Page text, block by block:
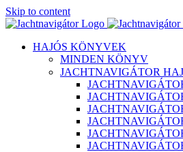
Skip to content
HAJÓS KÖNYVEK
MINDEN KÖNYV
JACHTNAVIGÁTOR